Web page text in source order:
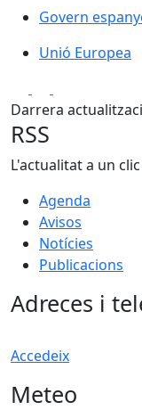
Govern
Govern
Unió Europea
Unió Europea
Darrera
RSS
L'actualitat a un clic
Agenda
Avisos
Notícies
Publicacions
Adreces i
Accedeix
Meteo